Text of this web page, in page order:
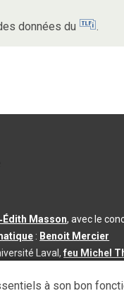
données du
.
Masson, avec le
: Benoit Mercier
Laval,feu Michel
mise à jour du contenu :
à son bon